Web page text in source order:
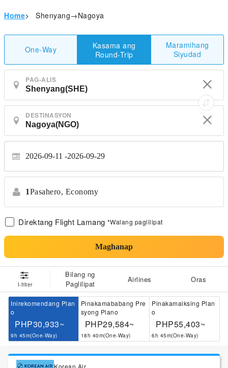
Home> Shenyang→Nagoya
One-Way
Kasama ang
Round-Trip
Maramihang
Siyudad
PAG-ALIS
DESTINASYON
2026-09-11 2026-09-29
1Pasahero, Economy
Direktang Flight Lamang *Walang paglilipat
Maghanap
I-filter
Bilang ng
Paglilipat
Airlines Oras
Inirekomendang Plan
o
PHP30,933~
9h 45m(One-Way)
Pinakamababang Pre
syong Plano
PHP29,584~
18h 40m(One-Way)
Pinakamaiksing Plan
o
PHP55,403~
6h 45m(One-Way)
Korean Air